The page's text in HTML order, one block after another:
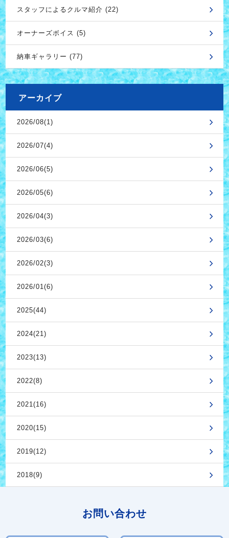
スタッフによるクルマ紹介 (22)
オーナーズボイス (5)
納車ギャラリー (77)
アーカイブ
2026/08(1)
2026/07(4)
2026/06(5)
2026/05(6)
2026/04(3)
2026/03(6)
2026/02(3)
2026/01(6)
2025(44)
2024(21)
2023(13)
2022(8)
2021(16)
2020(15)
2019(12)
2018(9)
お問い合わせ